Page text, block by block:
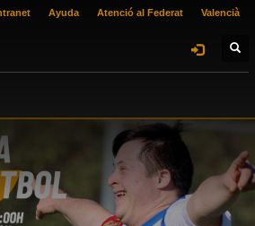
Ayuda Atenció al Federat Valencià